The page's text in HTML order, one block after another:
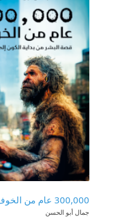
جمال أبو الحسن